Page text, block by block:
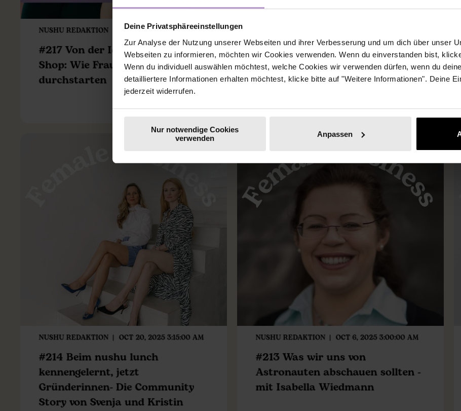
Deine Privatsphäreeinstellungen
Zur Analyse der Nutzung unserer Webseiten und ihrer Verbesserung und um dich über unser
Webseiten zu informieren, möchten wir Cookies verwenden. Wenn du einverstanden bist,
Wenn du individuell auswählen möchtest, welche Cookies wir verwenden dürfen, wenn du
detailliertere Informationen erhalten möchtest, klicke bitte auf "Weitere Informationen". Deine
jederzeit widerrufen.
Nur notwendige Cookies
verwenden
Anpassen
NUSHU REDAKTION DEC 15, 2025 10:00:01 AM
#217 Von der Idee zum eigenen
Shop: Wie Frauen auf eBay
durchstarten
#216 Was Human Design
wirklich kann - mit School of
Mojo
NUSHU REDAKTION OCT 20, 2025 3:15:00 AM
#214 Beim nushu lunch
kennengelernt, jetzt
Gründerinnen- Die Community
Story von Svenja und Kristin
NUSHU REDAKTION OCT 6, 2025 3:00:00 AM
#213 Was wir uns von
Astronauten abschauen sollten -
mit Isabella Wiedmann